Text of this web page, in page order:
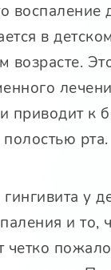
воспаление
в
возрасте.
приводит к
рта.
у
и то,
четко